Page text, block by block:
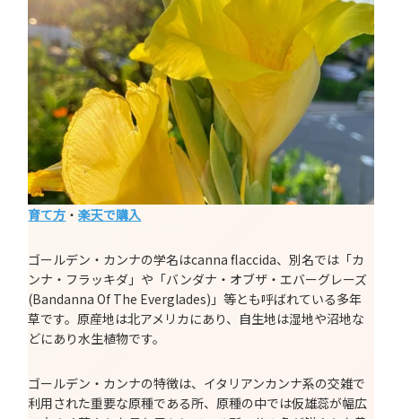
育て方 ・楽天で購入
ゴールデン・カンナの学名はcanna flaccida、別名では「カ
ンナ・フラッキダ」や「バンダナ・オブザ・エバーグレーズ
(Bandanna Of The Everglades)」等とも呼ばれている多年
草です。原産地は北アメリカにあり、自生地は湿地や沼地な
どにあり水生植物です。
ゴールデン・カンナの特徴は、イタリアンカンナ系の交雑で
利用された重要な原種である所、原種の中では仮雄蕊が幅広